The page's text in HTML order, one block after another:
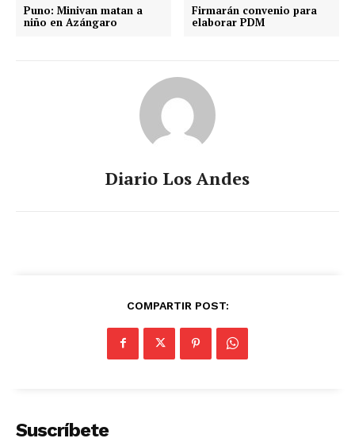
Puno: Minivan matan a
niño en Azángaro
Firmarán convenio para
elaborar PDM
Diario Los Andes
COMPARTIR POST:
Suscríbete